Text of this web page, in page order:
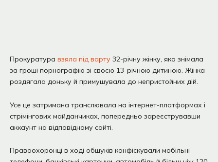
Прокуратура взяла під варту 32-річну жінку, яка знімала
за гроші порнографію зі своєю 13-річною дитиною. Жінка
роздягала доньку й примушувала до непристойних дій.
Усе це затримана транслювала на інтернет-платформах і
стрімінгових майданчиках, попередньо зареєструвавши
аккаунт на відповідному сайті.
Правоохоронці в ході обшуків конфіскували мобільні